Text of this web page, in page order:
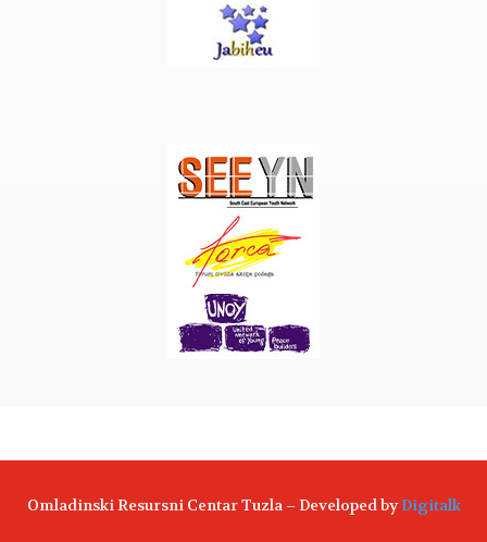
Omladinski Resursni Centar Tuzla – Developed byDigitalk